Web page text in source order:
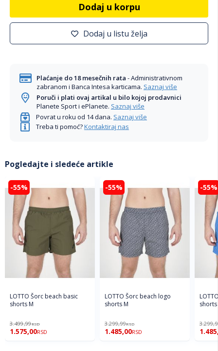
Dodaj u korpu
Dodaj u listu želja
Plaćanje do 18 mesečnih rata - Administrativnom
zabranom i Banca Intesa karticama. Saznaj više
Poruči i plati ovaj artikal u bilo kojoj prodavnici
Planete Sport i ePlanete. Saznaj više
Povrat u roku od 14 dana. Saznaj više
Treba ti pomoć?Kontaktiraj nas
Pogledajte i sledeće artikle
-55%
LOTTO Šorc beach basic
shorts M
3.499,99RSD
1.575,00RSD
-55%
LOTTO Šorc beach logo
shorts M
3.299,99RSD
1.485,00RSD
-55%
shorts